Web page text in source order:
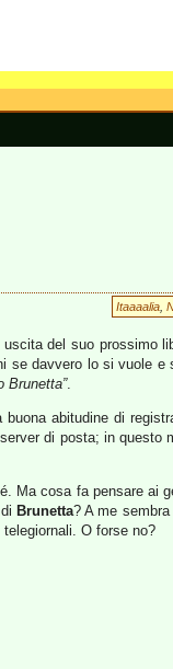
Itaaaalia
uscita del suo prossimo
se davvero lo si vuole e
Brunetta”.
abitudine di
di posta; in questo
Ma cosa fa pensare ai
Brunetta? A me
O forse no?